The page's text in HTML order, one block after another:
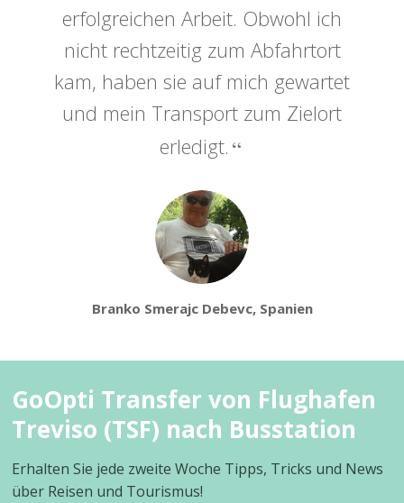
erfolgreichen Arbeit. Obwohl ich
nicht rechtzeitig zum Abfahrtort
kam, haben sie auf mich gewartet
und mein Transport zum Zielort
erledigt.
Branko Smerajc Debevc, Spanien
GoOpti Transfer von Flughafen
Treviso (TSF) nach Busstation
Erhalten Sie jede zweite Woche Tipps, Tricks und News
über Reisen und Tourismus!